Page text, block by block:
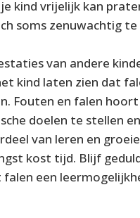
kind vrijelijk kan
soms zenuwachtig te
van andere
kind laten zien dat
Fouten en falen
doelen te stellen
van leren en
kost tijd. Blijf
een